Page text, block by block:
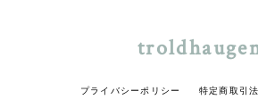
プライバシーポリシー 特定商取引